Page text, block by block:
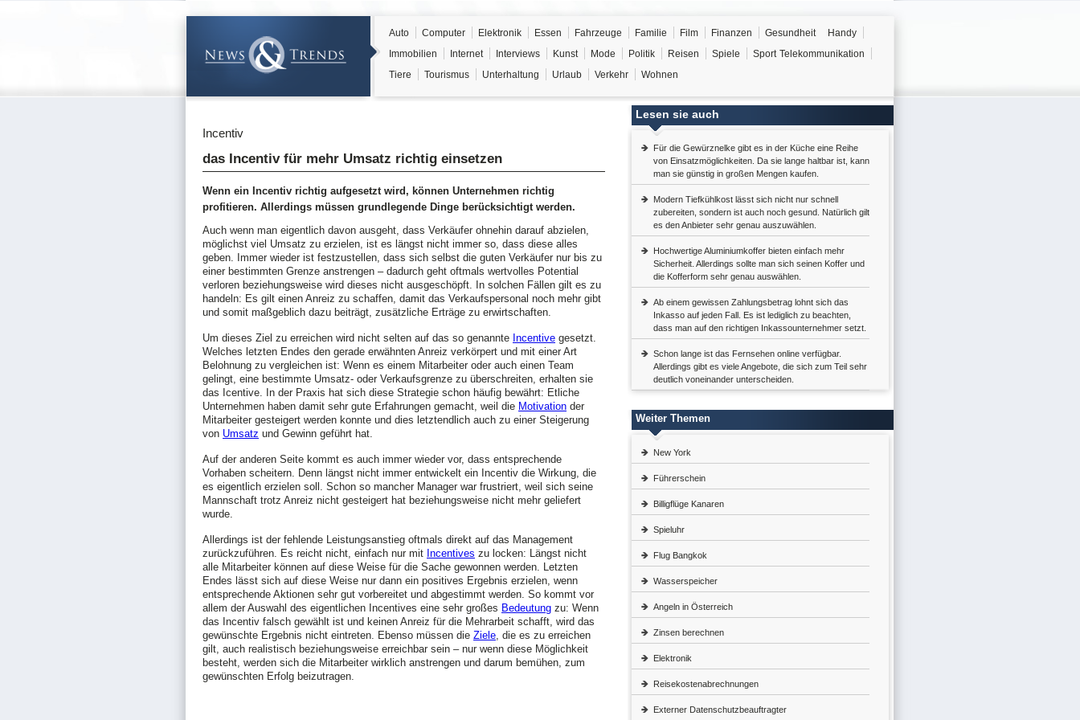
Auto Computer Elektronik Essen Fahrzeuge Familie Film Finanzen Gesundheit
Handy
Immobilien
Internet Interviews Kunst Mode Politik Reisen Spiele Sport Telekommunikation
Tiere
Tourismus Unterhaltung Urlaub Verkehr Wohnen
Incentiv
das Incentiv für mehr Umsatz richtig einsetzen
Wenn ein Incentiv richtig aufgesetzt wird, können Unternehmen richtig
profitieren. Allerdings müssen grundlegende Dinge berücksichtigt werden.
Auch wenn man eigentlich davon ausgeht, dass Verkäufer ohnehin darauf abzielen,
möglichst viel Umsatz zu erzielen, ist es längst nicht immer so, dass diese alles
geben. Immer wieder ist festzustellen, dass sich selbst die guten Verkäufer nur bis zu
einer bestimmten Grenze anstrengen – dadurch geht oftmals wertvolles Potential
verloren beziehungsweise wird dieses nicht ausgeschöpft. In solchen Fällen gilt es zu
handeln: Es gilt einen Anreiz zu schaffen, damit das Verkaufspersonal noch mehr gibt
und somit maßgeblich dazu beiträgt, zusätzliche Erträge zu erwirtschaften.
Um dieses Ziel zu erreichen wird nicht selten auf das so genannte Incentive gesetzt.
Welches letzten Endes den gerade erwähnten Anreiz verkörpert und mit einer Art
Belohnung zu vergleichen ist: Wenn es einem Mitarbeiter oder auch einen Team
gelingt, eine bestimmte Umsatz- oder Verkaufsgrenze zu überschreiten, erhalten sie
das Icentive. In der Praxis hat sich diese Strategie schon häufig bewährt: Etliche
Unternehmen haben damit sehr gute Erfahrungen gemacht, weil die Motivation der
Mitarbeiter gesteigert werden konnte und dies letztendlich auch zu einer Steigerung
von Umsatz und Gewinn geführt hat.
Auf der anderen Seite kommt es auch immer wieder vor, dass entsprechende
Vorhaben scheitern. Denn längst nicht immer entwickelt ein Incentiv die Wirkung, die
es eigentlich erzielen soll. Schon so mancher Manager war frustriert, weil sich seine
Mannschaft trotz Anreiz nicht gesteigert hat beziehungsweise nicht mehr geliefert
wurde.
Allerdings ist der fehlende Leistungsanstieg oftmals direkt auf das Management
zurückzuführen. Es reicht nicht, einfach nur mit Incentives zu locken: Längst nicht
alle Mitarbeiter können auf diese Weise für die Sache gewonnen werden. Letzten
Endes lässt sich auf diese Weise nur dann ein positives Ergebnis erzielen, wenn
entsprechende Aktionen sehr gut vorbereitet und abgestimmt werden. So kommt vor
allem der Auswahl des eigentlichen Incentives eine sehr großes Bedeutung zu: Wenn
das Incentiv falsch gewählt ist und keinen Anreiz für die Mehrarbeit schafft, wird das
gewünschte Ergebnis nicht eintreten. Ebenso müssen die Ziele, die es zu erreichen
gilt, auch realistisch beziehungsweise erreichbar sein – nur wenn diese Möglichkeit
besteht, werden sich die Mitarbeiter wirklich anstrengen und darum bemühen, zum
gewünschten Erfolg beizutragen.
Lesen sie auch
Für die Gewürznelke gibt es in der Küche eine Reihe
von Einsatzmöglichkeiten. Da sie lange haltbar ist, kann
man sie günstig in großen Mengen kaufen.
Modern Tiefkühlkost lässt sich nicht nur schnell
zubereiten, sondern ist auch noch gesund. Natürlich gilt
es den Anbieter sehr genau auszuwählen.
Hochwertige Aluminiumkoffer bieten einfach mehr
Sicherheit. Allerdings sollte man sich seinen Koffer und
die Kofferform sehr genau auswählen.
Ab einem gewissen Zahlungsbetrag lohnt sich das
Inkasso auf jeden Fall. Es ist lediglich zu beachten,
dass man auf den richtigen Inkassounternehmer setzt.
Schon lange ist das Fernsehen online verfügbar.
Allerdings gibt es viele Angebote, die sich zum Teil sehr
deutlich voneinander unterscheiden.
Weiter Themen
New York
Führerschein
Billigflüge Kanaren
Spieluhr
Flug Bangkok
Wasserspeicher
Angeln in Österreich
Zinsen berechnen
Elektronik
Reisekostenabrechnungen
Externer Datenschutzbeauftragter